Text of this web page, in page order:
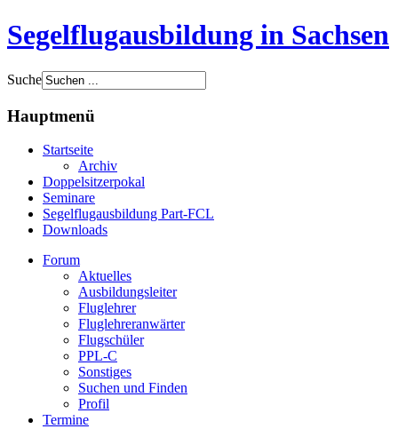
Segelflugausbildung in Sachsen
Suche
Hauptmenü
Startseite
Archiv
Doppelsitzerpokal
Seminare
Segelflugausbildung Part-FCL
Downloads
Forum
Aktuelles
Ausbildungsleiter
Fluglehrer
Fluglehreranwärter
Flugschüler
PPL-C
Sonstiges
Suchen und Finden
Profil
Termine